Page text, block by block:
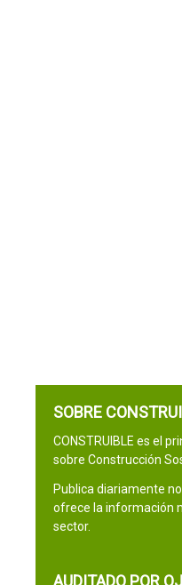
SOBRE
CONSTRUIBLE es el
sobre Construcción
Publica diariamente
ofrece la información
sector.
AUDITADO POR